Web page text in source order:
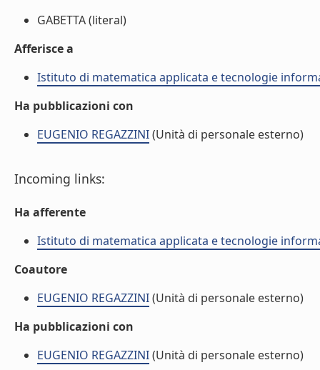
GABETTA (literal)
Afferisce a
Istituto di matematica applicata e tecnologie
Ha pubblicazioni con
EUGENIO REGAZZINI(Unità di personale esterno)
Incoming links:
Ha afferente
Istituto di matematica applicata e tecnologie
Coautore
EUGENIO REGAZZINI(Unità di personale esterno)
Ha pubblicazioni con
EUGENIO REGAZZINI(Unità di personale esterno)